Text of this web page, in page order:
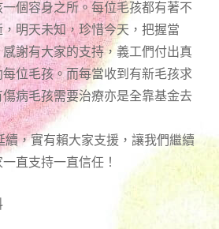
個容身之所。每位毛孩都有著不
明天未知，珍惜今天，把握當
謝有大家的支持，義工們付出真
位毛孩。而每當收到有新毛孩求
病毛孩需要治療亦是全靠基金去
，實有賴大家支援，讓我們繼續
直支持一直信任！